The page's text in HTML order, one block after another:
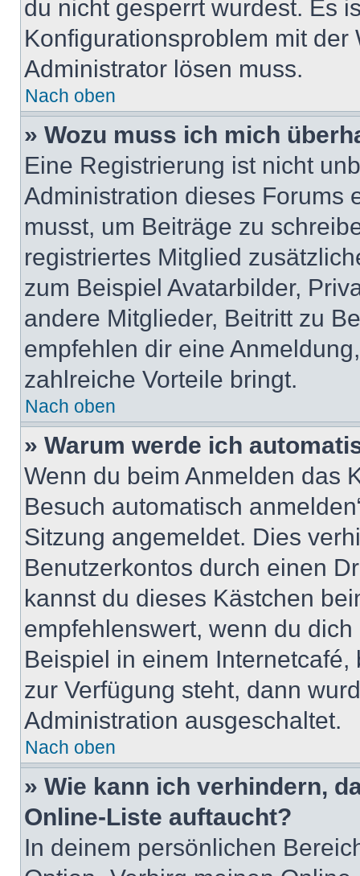
du nicht gesperrt wurdest. Es
Konfigurationsproblem mit
Administrator lösen muss.
Nach oben
» Wozu muss ich mich
Eine Registrierung ist nicht
Administration dieses Forums
musst, um Beiträge zu
registriertes Mitglied
zum Beispiel Avatarbilder,
andere Mitglieder, Beitritt zu
empfehlen dir eine
zahlreiche Vorteile bringt.
Nach oben
» Warum werde ich
Wenn du beim Anmelden das
Besuch automatisch
Sitzung angemeldet. Dies
Benutzerkontos durch einen
kannst du dieses Kästchen
empfehlenswert, wenn du
Beispiel in einem
zur Verfügung steht, dann
Administration ausgeschaltet.
Nach oben
» Wie kann ich verhindern,
Online-Liste auftaucht?
In deinem persönlichen